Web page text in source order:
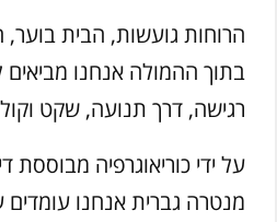
הרוחות גועשות, הבית
בתוך ההמולה אנחנו
רגישה, דרך תנועה, שקט
על ידי כוריאוגרפיה מבוססת
מנטרה גברית אנחנו